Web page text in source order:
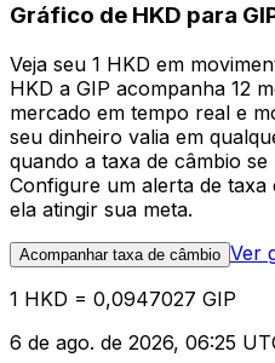
Gráfico de HKD para
Veja seu 1 HKD em
HKD a GIP acompanha 12
mercado em tempo real e
seu dinheiro valia em
quando a taxa de câmbio
Configure um alerta de taxa
ela atingir sua meta.
Acompanhar taxa de câmbio Ver
1 HKD = 0,0947027 GIP
6 de ago. de 2026, 06:25